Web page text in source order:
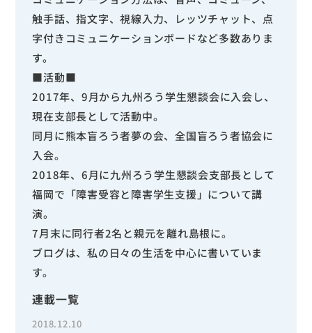
触手話、指文字、視線入力、レッツチャット、点
字付きコミュニケーションボードなど多数ありま
す。
■活動■
2017年、9月から九州ろう学生懇談会に入会し、
現在支部長として活動中。
同月に熊本盲ろう者夢の会、全国盲ろう者協会に
入会。
2018年、6月に九州ろう学生懇談会支部長として
福岡で「障害受容と障害学生支援」について講
演。
7月末に同行者2名と親元を離れ島根に。
ブログは、私の日々の生活を中心に書いていま
す。
連載一覧
2018.12.10